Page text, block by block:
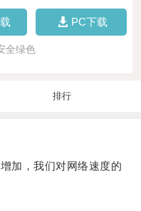
PC下载
全绿色
排行
，我们对网络速度的